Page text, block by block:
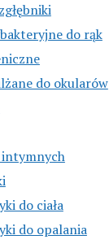
do rąk
do okularów
do ciała
do opalania